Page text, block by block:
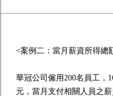
<案例二：當月薪資所得總
華冠公司僱用200名員工，
元，當月支付相關人員之